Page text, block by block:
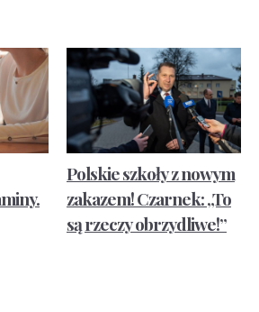
Polskie szkoły z nowym
zakazem! Czarnek: „To
są rzeczy obrzydliwe!”